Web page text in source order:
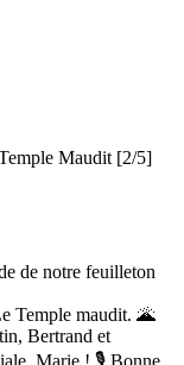
Maudit [2/5]
de notre feuilleton
Temple maudit. 🌋
Bertrand et